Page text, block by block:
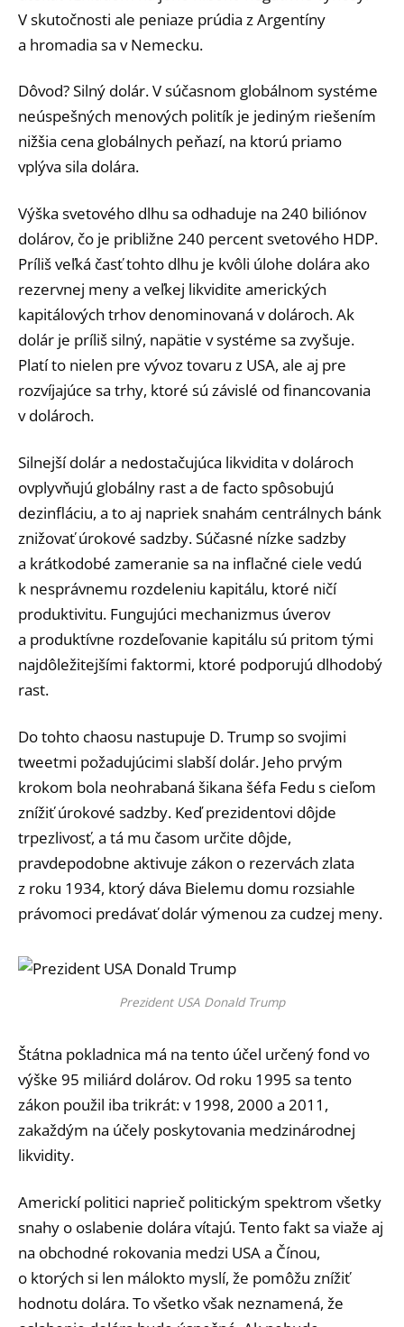
V skutočnosti ale peniaze prúdia z Argentíny
a hromadia sa v Nemecku.
Dôvod? Silný dolár. V súčasnom globálnom systéme
neúspešných menových politík je jediným riešením
nižšia cena globálnych peňazí, na ktorú priamo
vplýva sila dolára.
Výška svetového dlhu sa odhaduje na 240 biliónov
dolárov, čo je približne 240 percent svetového HDP.
Príliš veľká časť tohto dlhu je kvôli úlohe dolára ako
rezervnej meny a veľkej likvidite amerických
kapitálových trhov denominovaná v dolároch. Ak
dolár je príliš silný, napätie v systéme sa zvyšuje.
Platí to nielen pre vývoz tovaru z USA, ale aj pre
rozvíjajúce sa trhy, ktoré sú závislé od financovania
v dolároch.
Silnejší dolár a nedostačujúca likvidita v dolároch
ovplyvňujú globálny rast a de facto spôsobujú
dezinfláciu, a to aj napriek snahám centrálnych bánk
znižovať úrokové sadzby. Súčasné nízke sadzby
a krátkodobé zameranie sa na inflačné ciele vedú
k nesprávnemu rozdeleniu kapitálu, ktoré ničí
produktivitu. Fungujúci mechanizmus úverov
a produktívne rozdeľovanie kapitálu sú pritom tými
najdôležitejšími faktormi, ktoré podporujú dlhodobý
rast.
Do tohto chaosu nastupuje D. Trump so svojimi
tweetmi požadujúcimi slabší dolár. Jeho prvým
krokom bola neohrabaná šikana šéfa Fedu s cieľom
znížiť úrokové sadzby. Keď prezidentovi dôjde
trpezlivosť, a tá mu časom určite dôjde,
pravdepodobne aktivuje zákon o rezervách zlata
z roku 1934, ktorý dáva Bielemu domu rozsiahle
právomoci predávať dolár výmenou za cudzej meny.
Prezident USA Donald Trump
Štátna pokladnica má na tento účel určený fond vo
výške 95 miliárd dolárov. Od roku 1995 sa tento
zákon použil iba trikrát: v 1998, 2000 a 2011,
zakaždým na účely poskytovania medzinárodnej
likvidity.
Americkí politici naprieč politickým spektrom všetky
snahy o oslabenie dolára vítajú. Tento fakt sa viaže aj
na obchodné rokovania medzi USA a Čínou,
o ktorých si len málokto myslí, že pomôžu znížiť
hodnotu dolára. To všetko však neznamená, že